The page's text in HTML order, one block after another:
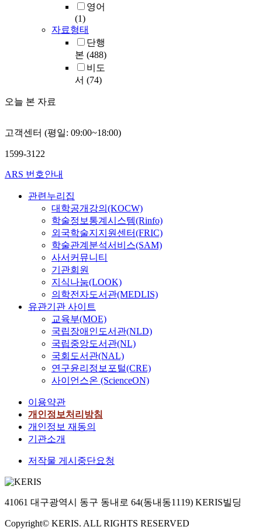
영어
(1)
자료형태
단행
본 (488)
비도
서 (74)
오늘 본 자료
고객센터 (평일: 09:00~18:00)
1599-3122
ARS 번호안내
관련누리집
대학공개강의(KOCW)
학술정보통계시스템(Rinfo)
외국학술지지원센터(FRIC)
학술관계분석서비스(SAM)
사서커뮤니티
기관회원
지식나눔(LOOK)
의학전자도서관(MEDLIS)
유관기관 사이트
교육부(MOE)
국립장애인도서관(NLD)
국립중앙도서관(NL)
국회도서관(NAL)
연구윤리정보포털(CRE)
사이언스온 (ScienceON)
이용약관
개인정보처리방침
개인정보 재동의
기관소개
저작물 게시중단요청
41061 대구광역시 동구 동내로 64(동내동1119) KERIS빌딩
Copyright© KERIS. ALL RIGHTS RESERVED